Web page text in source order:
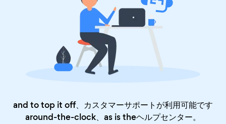
and to top it off、カスタマーサポートが利用可能です
around-the-clock、as is theヘルプセンター。